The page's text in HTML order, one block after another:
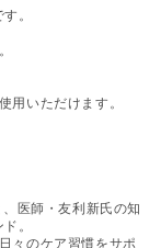
。
用いただけます。
医師・友利新氏の知
。
々のケア習慣をサポ